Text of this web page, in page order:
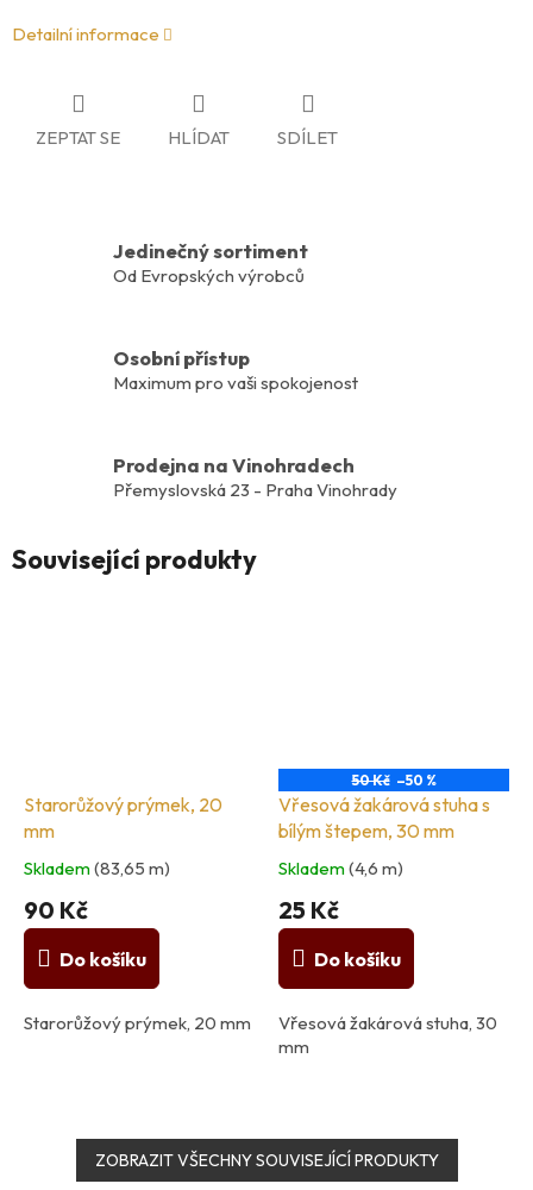
Detailní informace
ZEPTAT SE HLÍDAT SDÍLET
Jedinečný sortiment
Od Evropských výrobců
Osobní přístup
Maximum pro vaši spokojenost
Prodejna na Vinohradech
Přemyslovská 23 - Praha Vinohrady
Související produkty
Starorůžový prýmek, 20
mm
Skladem(83,65 m)
90 Kč
Do košíku
Starorůžový prýmek, 20 mm
50 Kč –50 %
Vřesová žakárová stuha s
bílým štepem, 30 mm
Skladem(4,6 m)
25 Kč
Do košíku
Vřesová žakárová stuha, 30
mm
ZOBRAZIT VŠECHNY SOUVISEJÍCÍ PRODUKTY